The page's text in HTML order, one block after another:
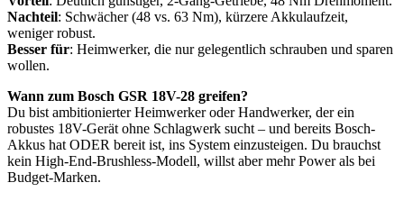
Nachteil: Schwächer (48 vs. 63 Nm), kürzere Akkulaufzeit,
weniger robust.
Besser für: Heimwerker, die nur gelegentlich schrauben und sparen
wollen.
Wann zum Bosch GSR 18V-28 greifen?
Du bist ambitionierter Heimwerker oder Handwerker, der ein
robustes 18V-Gerät ohne Schlagwerk sucht – und bereits Bosch-
Akkus hat ODER bereit ist, ins System einzusteigen. Du brauchst
kein High-End-Brushless-Modell, willst aber mehr Power als bei
Budget-Marken.